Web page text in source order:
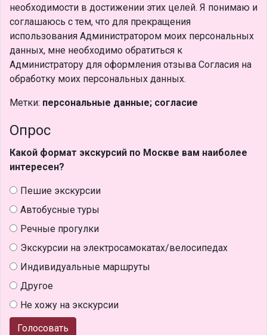
необходимости в достижении этих целей. Я понимаю и
соглашаюсь с тем, что для прекращения
использования Администратором моих персональных
данных, мне необходимо обратиться к
Администратору для оформления отзыва Согласия на
обработку моих персональных данных.
Метки: персональные данные; согласие
Опрос
Какой формат экскурсий по Москве вам наиболее
интересен?
Пешие экскурсии
Автобусные туры
Речные прогулки
Экскурсии на электросамокатах/велосипедах
Индивидуальные маршруты
Другое
Не хожу на экскурсии
Голосовать